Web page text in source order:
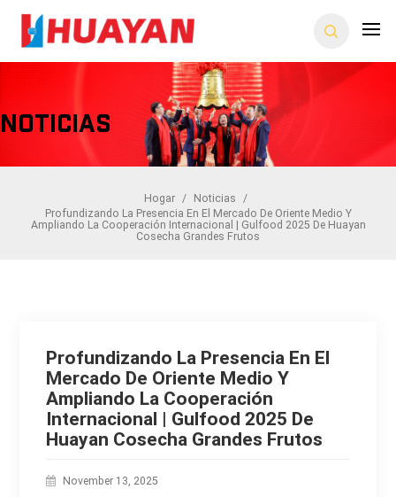
Noticias
Hogar / Noticias
/
Profundizando La Presencia En El Mercado De Oriente Medio Y
Ampliando La Cooperación Internacional | Gulfood 2025 De Huayan
Cosecha Grandes Frutos
Profundizando La Presencia En El
Mercado De Oriente Medio Y
Ampliando La Cooperación
Internacional | Gulfood 2025 De
Huayan Cosecha Grandes Frutos
November 13, 2025